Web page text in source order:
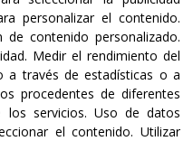
personalizar el contenido.
contenido personalizado.
. Medir el rendimiento del
a través de estadísticas o a
procedentes de diferentes
los servicios. Uso de datos
el contenido. Utilizar